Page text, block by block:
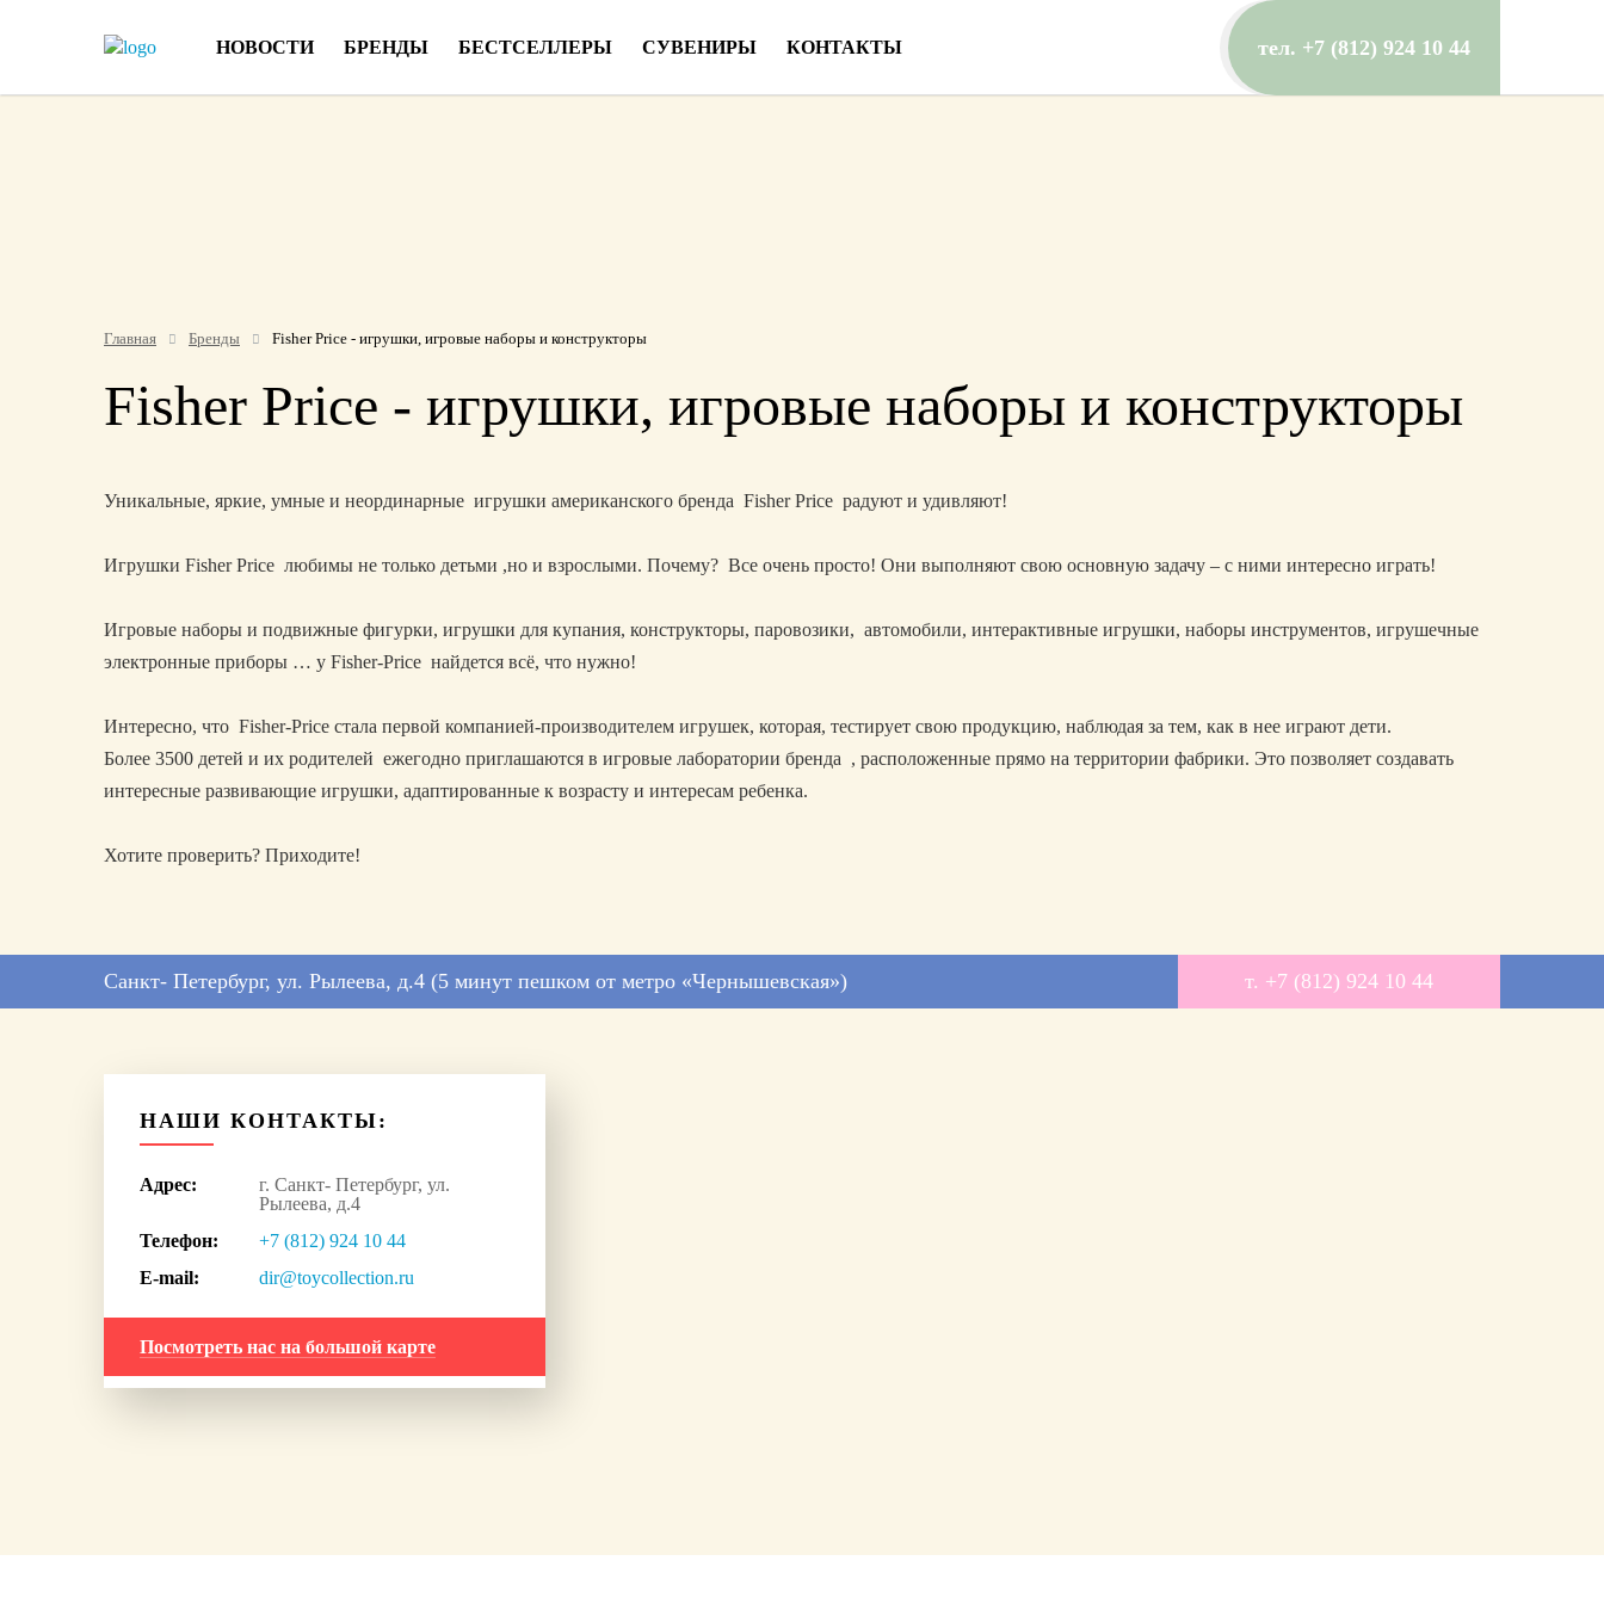
НОВОСТИ БРЕНДЫ БЕСТСЕЛЛЕРЫ СУВЕНИРЫ КОНТАКТЫ тел. +7 (812) 924 10 44
Главная Бренды Fisher Price - игрушки, игровые наборы и конструкторы
Fisher Price - игрушки, игровые наборы и конструкторы
Уникальные, яркие, умные и неординарные игрушки американского бренда Fisher Price радуют и удивляют!
Игрушки Fisher Price любимы не только детьми ,но и взрослыми. Почему? Все очень просто! Они выполняют свою основную задачу – с ними интересно играть!
Игровые наборы и подвижные фигурки, игрушки для купания, конструкторы, паровозики, автомобили, интерактивные игрушки, наборы инструментов, игрушечные
электронные приборы … у Fisher-Price найдется всё, что нужно!
Интересно, что Fisher-Price стала первой компанией-производителем игрушек, которая, тестирует свою продукцию, наблюдая за тем, как в нее играют дети.
Более 3500 детей и их родителей ежегодно приглашаются в игровые лаборатории бренда , расположенные прямо на территории фабрики. Это позволяет создавать
интересные развивающие игрушки, адаптированные к возрасту и интересам ребенка.
Хотите проверить? Приходите!
Санкт- Петербург, ул. Рылеева, д.4 (5 минут пешком от метро «Чернышевская») т. +7 (812) 924 10 44
НАШИ КОНТАКТЫ:
Адрес:
г. Санкт- Петербург, ул.
Рылеева, д.4
Телефон:
+7 (812) 924 10 44
E-mail:
dir@toycollection.ru
Посмотреть нас на большой карте